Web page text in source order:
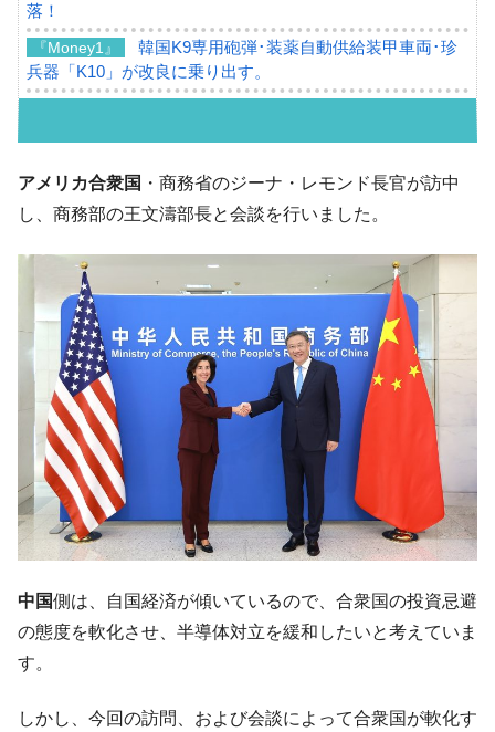
落！
『Money1』
韓国K9専用砲弾･装薬自動供給装甲車両･珍
兵器「K10」が改良に乗り出す。
『Money1』
韓国･李在明「青年層の雇用状況が悪い。せ
や、若者に起業させよう」⇒ どんな雇用対策だソレ。
ル。外平債の発行「19.4億ドル」
『Money1』
韓国「ここは北朝鮮なのか。選管がサーバ
ーにウソのデータを入力したのは明白だ」
『Money1』
韓国･李在明さっそく不動産対策で浅薄な発
言。
『Money1』
韓国は「中国と同じく」投資に不適格な国
だ。
『Money1』
『韓国銀行』が「金の保有量を増やしま
す」⇒「金を経由するドル入手」手段ではないのか？
『Money1』
韓国･外為取引量「1日当たり1,214.4億ド
ル」まで拡大 ⇒ 海外資金の動きに強く左右される状態
『Money1』
韓国･帰ってきた李在明。李在明を支持しな
い「50.5％」に上昇
『Money1』
アメリカ合衆国 ・商務省のジーナ・レモンド長官が訪中
し、商務部の王文濤部長と会談を行いました。
中国側は、自国経済が傾いているので、合衆国の投資忌避
の態度を軟化させ、半導体対立を緩和したいと考えていま
す。
しかし、今回の訪問、および会談によって合衆国が軟化す